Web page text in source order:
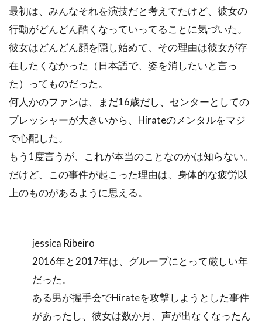
最初は、みんなそれを演技だと考えてたけど、彼女の
行動がどんどん酷くなっていってることに気づいた。
彼女はどんどん顔を隠し始めて、その理由は彼女が存
在したくなかった（日本語で、姿を消したいと言っ
た）ってものだった。
何人かのファンは、まだ16歳だし、センターとしての
プレッシャーが大きいから、Hirateのメンタルをマジ
で心配した。
もう1度言うが、これが本当のことなのかは知らない。
だけど、この事件が起こった理由は、身体的な疲労以
上のものがあるように思える。
jessica Ribeiro
2016年と2017年は、グループにとって厳しい年
だった。
ある男が握手会でHirateを攻撃しようとした事件
があったし、彼女は数か月、声が出なくなったん